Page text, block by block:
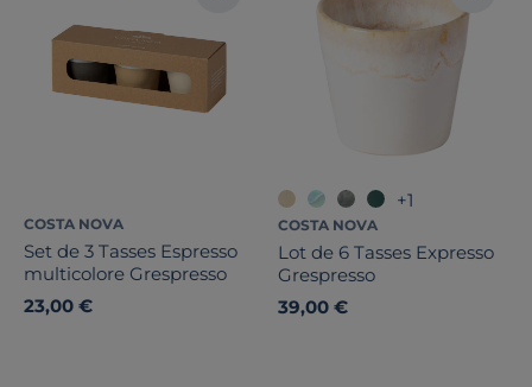
COSTA NOVA
Set de 3 Tasses Espresso
multicolore Grespresso
23,00 €
+1
COSTA NOVA
Lot de 6 Tasses Expresso
Grespresso
39,00 €